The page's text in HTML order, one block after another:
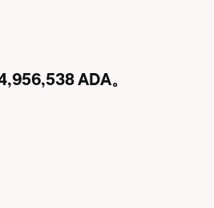
ADA。